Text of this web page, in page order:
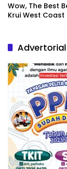
Wow, The Best
Krui West Coast
Advertorial